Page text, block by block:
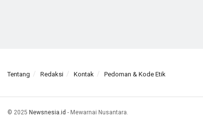
Tentang Redaksi Kontak Pedoman & Kode Etik
© 2025 Newsnesia.id - Mewarnai Nusantara.